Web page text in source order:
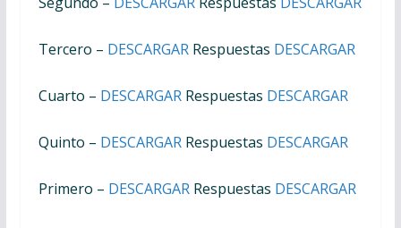
Tercero – DESCARGARRespuestas DESCARGAR
Cuarto – DESCARGARRespuestas DESCARGAR
Quinto – DESCARGARRespuestas DESCARGAR
Primero – DESCARGARRespuestas DESCARGAR